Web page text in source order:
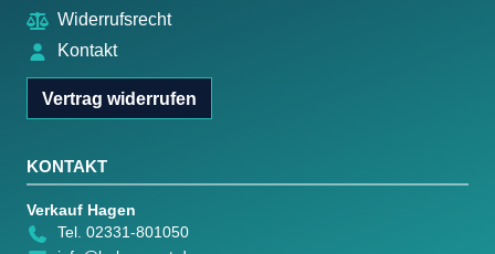
Widerrufsrecht
Kontakt
Vertrag widerrufen
KONTAKT
Verkauf Hagen
Tel. 02331-801050